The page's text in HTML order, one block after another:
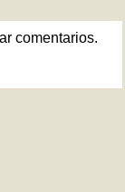
comentarios.